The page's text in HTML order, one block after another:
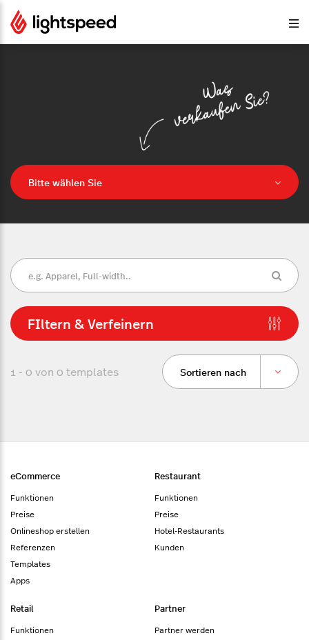
Bitte wählen Sie
1 - 0 von 0 templates Sortieren nach
FIltern & Verfeinern
eCommerce
Funktionen
Preise
Onlineshop erstellen
Referenzen
Templates
Apps
Restaurant
Funktionen
Preise
Hotel-Restaurants
Kunden
Retail
Funktionen
Partner
Partner werden